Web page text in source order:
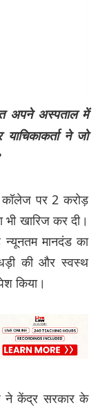
अपने अस्पताल में
याचिकाकर्ता ने जो
कॉलेज पर 2 करोड़
भी खारिज कर दी।
मानदंड का
की और स्वस्थ
किया।
ने केंद्र सरकार के